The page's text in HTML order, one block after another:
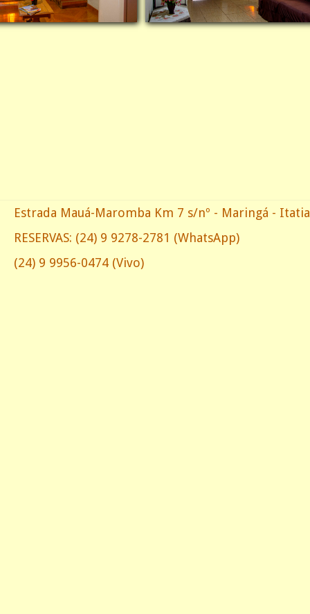
Estrada Mauá-Maromba Km 7 s/nº - Maringá -
RESERVAS: (24) 9 9278-2781 (WhatsApp)
(24) 9 9956-0474 (Vivo)